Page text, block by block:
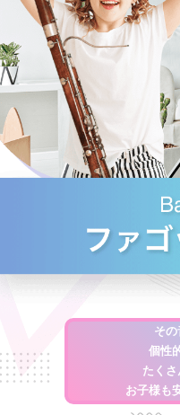
そ
個性
たくさ
お子様も